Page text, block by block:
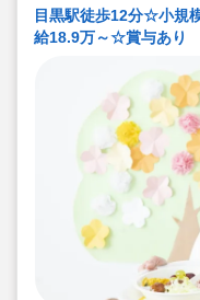
目黒駅徒歩12分☆小
給18.9万～☆賞与あり